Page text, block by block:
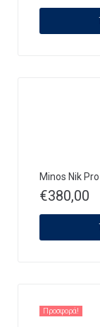
Minos Nik
€380,00
Προσφορά!